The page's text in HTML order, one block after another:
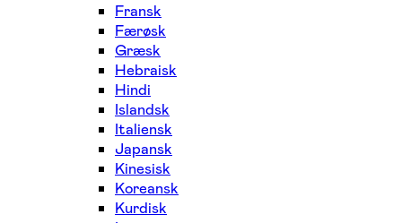
Fransk
Færøsk
Græsk
Hebraisk
Hindi
Islandsk
Italiensk
Japansk
Kinesisk
Koreansk
Kurdisk